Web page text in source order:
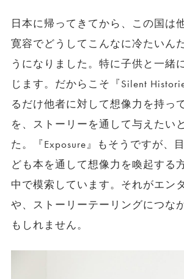
日本に帰ってきてから、この国は
寛容でどうしてこんなに冷たいん
うになりました。特に子供と一緒
じます。だからこそ『Silent
るだけ他者に対して想像力を持っ
を、ストーリーを通して与えたい
た。『Exposure』もそうですが、
ども本を通して想像力を喚起する
中で模索しています。それがエン
や、ストーリーテーリングにつな
もしれません。